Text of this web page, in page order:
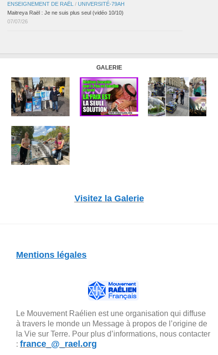
ENSEIGNEMENT DE RAËL / UNIVERSITÉ-79AH
Maitreya Raël : Je ne suis plus seul (vidéo 10/10)
07/07/26
GALERIE
Visitez la Galerie
Mentions légales
Le Mouvement Raélien est une organisation qui diffuse
à travers le monde un Message à propos de l’origine de
la Vie sur Terre. Pour plus d’informations, nous contacter
: france_@_rael.org